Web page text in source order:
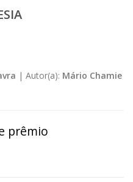
| Autor(a): Mário Chamie
prêmio